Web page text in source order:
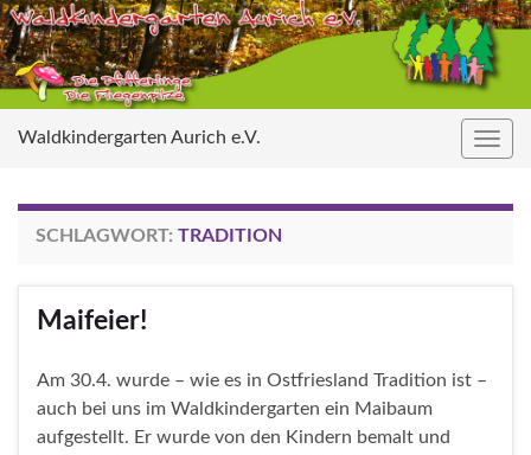
Waldkindergarten Aurich e.V.
SCHLAGWORT: TRADITION
Maifeier!
Am 30.4. wurde – wie es in Ostfriesland Tradition ist –
auch bei uns im Waldkindergarten ein Maibaum
aufgestellt. Er wurde von den Kindern bemalt und